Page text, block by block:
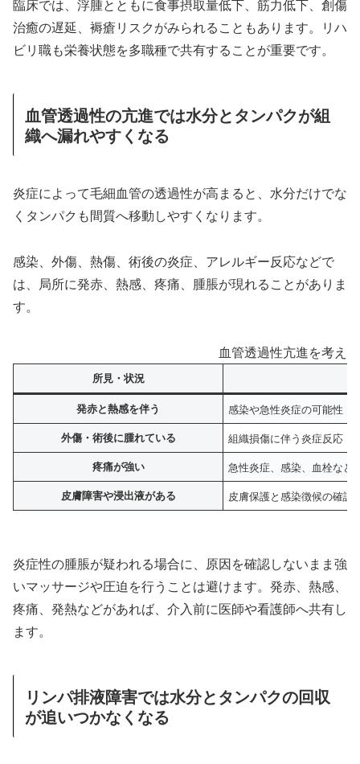
臨床では、浮腫とともに食事摂取量低下、筋力低下、創傷
治癒の遅延、褥瘡リスクがみられることもあります。リハ
ビリ職も栄養状態を多職種で共有することが重要です。
血管透過性の亢進では水分とタンパクが組
織へ漏れやすくなる
炎症によって毛細血管の透過性が高まると、水分だけでな
くタンパクも間質へ移動しやすくなります。
感染、外傷、熱傷、術後の炎症、アレルギー反応などで
は、局所に発赤、熱感、疼痛、腫脹が現れることがありま
す。
血管透過性亢進を考え
所見・状況
発赤と熱感を伴う 感染や急性炎症の可能性
外傷・術後に腫れている 組織損傷に伴う炎症反応
疼痛が強い 急性炎症、感染、血栓など
皮膚障害や浸出液がある 皮膚保護と感染徴候の確認
炎症性の腫脹が疑われる場合に、原因を確認しないまま強
いマッサージや圧迫を行うことは避けます。発赤、熱感、
疼痛、発熱などがあれば、介入前に医師や看護師へ共有し
ます。
リンパ排液障害では水分とタンパクの回収
が追いつかなくなる